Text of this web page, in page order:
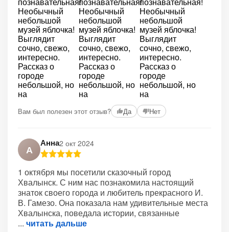
Вам был полезен этот отзыв? Да Нет
А
Анна2 окт 2024
1 октября мы посетили сказочный город
Хвалынск. С ним нас познакомила настоящий
знаток своего города и любитель прекрасного И.
В. Гамезо. Она показала нам удивительные места
Хвалынска, поведала истории, связанные
читать дальше